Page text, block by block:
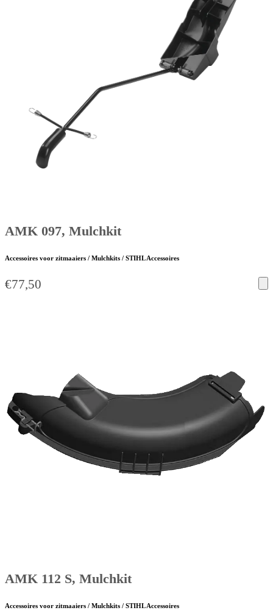
AMK 097, Mulchkit
Accessoires voor zitmaaiers / Mulchkits / STIHL Accessoires
€77,50
AMK 112 S, Mulchkit
Accessoires voor zitmaaiers / Mulchkits / STIHL Accessoires